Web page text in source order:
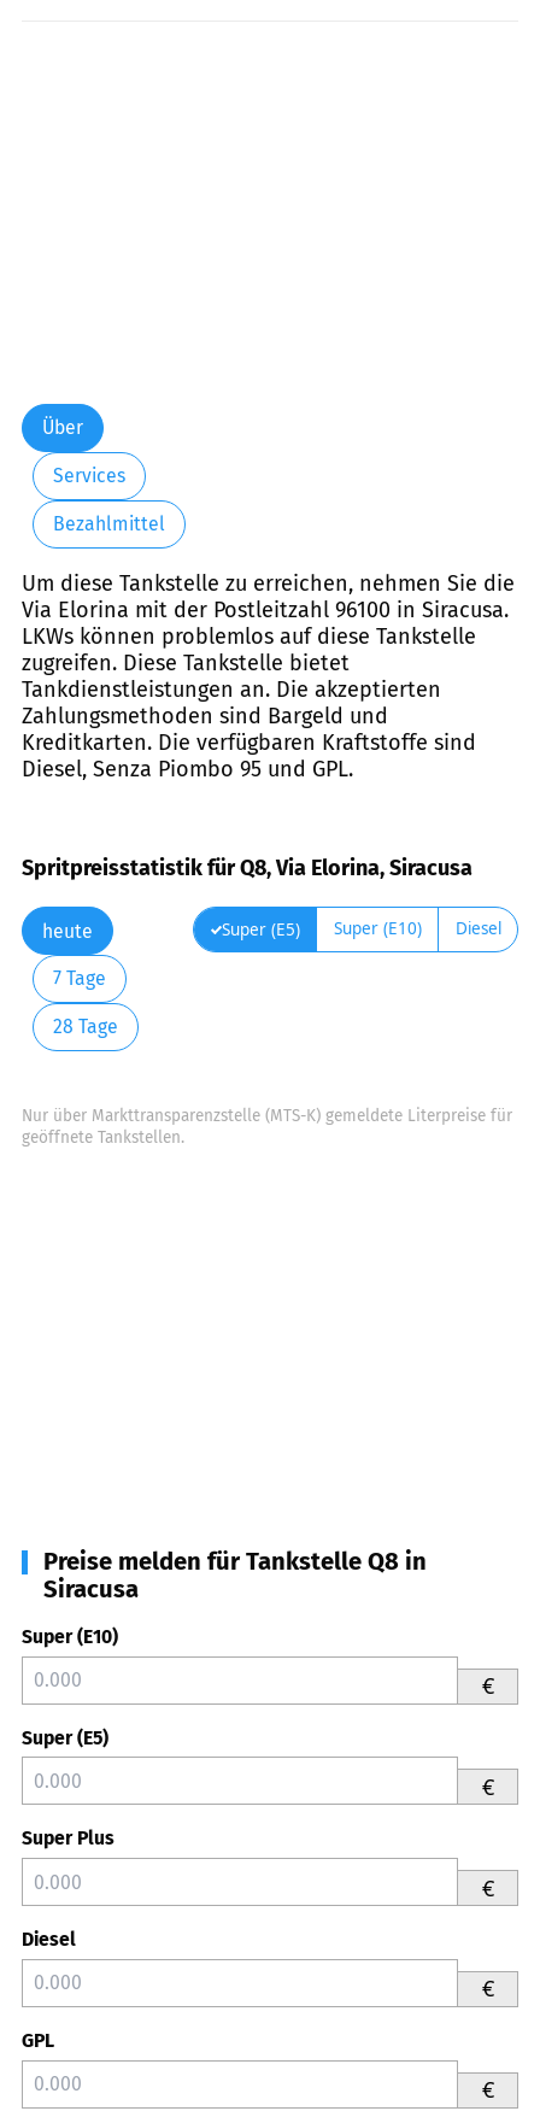
Über
Services
Bezahlmittel
Um diese Tankstelle zu erreichen, nehmen Sie die
Via Elorina mit der Postleitzahl 96100 in Siracusa.
LKWs können problemlos auf diese Tankstelle
zugreifen. Diese Tankstelle bietet
Tankdienstleistungen an. Die akzeptierten
Zahlungsmethoden sind Bargeld und
Kreditkarten. Die verfügbaren Kraftstoffe sind
Diesel, Senza Piombo 95 und GPL.
Spritpreisstatistik für Q8, Via Elorina, Siracusa
heute
7 Tage
28 Tage
Super (E5) Super (E10) Diesel
Nur über Markttransparenzstelle (MTS-K) gemeldete Literpreise für
geöffnete Tankstellen.
Preise melden für Tankstelle Q8 in
Siracusa
Super (E10)
€
Super (E5)
€
Super Plus
€
Diesel
€
GPL
€